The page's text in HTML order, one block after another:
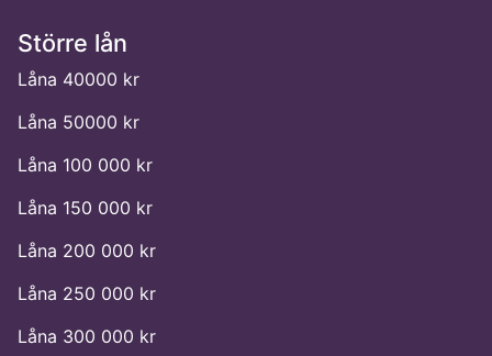
Större lån
Låna 40000 kr
Låna 50000 kr
Låna 100 000 kr
Låna 150 000 kr
Låna 200 000 kr
Låna 250 000 kr
Låna 300 000 kr